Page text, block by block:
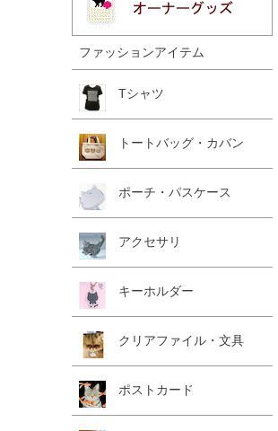
ファッションアイテム
Tシャツ
トートバッグ・カバン
ポーチ・パスケース
アクセサリ
キーホルダー
クリアファイル・文具
ポストカード